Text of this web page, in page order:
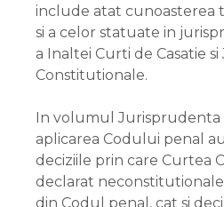
include atat cunoasterea
si a celor statuate in
a Inaltei Curti de Casatie si
Constitutionale.
In volumul
aplicarea Codului penal
deciziile prin care Curtea
declarat
din Codul penal, cat si